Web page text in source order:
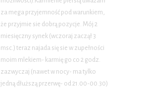
za mega przyjemność pod warunkiem,
że przyjmie sie dobrą pozycje. Mój 2
miesięczny synek (wczoraj zaczął 3
msc.) teraz najada się sie w zupełności
moim mlekiem- karmię go co 2 godz.
zazwyczaj (nawet w nocy- ma tylko
jedną dłuższą przerwę- od 21.00-00.30)